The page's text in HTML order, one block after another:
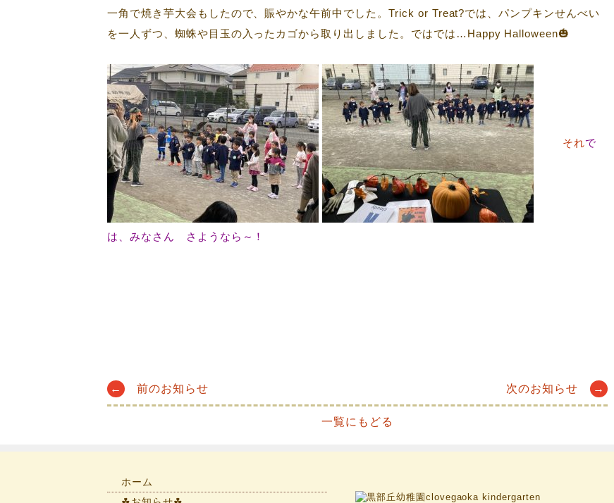
一角で焼き芋大会もしたので、賑やかな午前中でした。Trick or Treat?では、パンプキンせんべい
を一人ずつ、蜘蛛や目玉の入ったカゴから取り出しました。ではでは…Happy Halloween🎃
それで
は、みなさん さようなら～！
navigation
← 前のお知らせ 次のお知らせ →
一覧にもどる
ホーム